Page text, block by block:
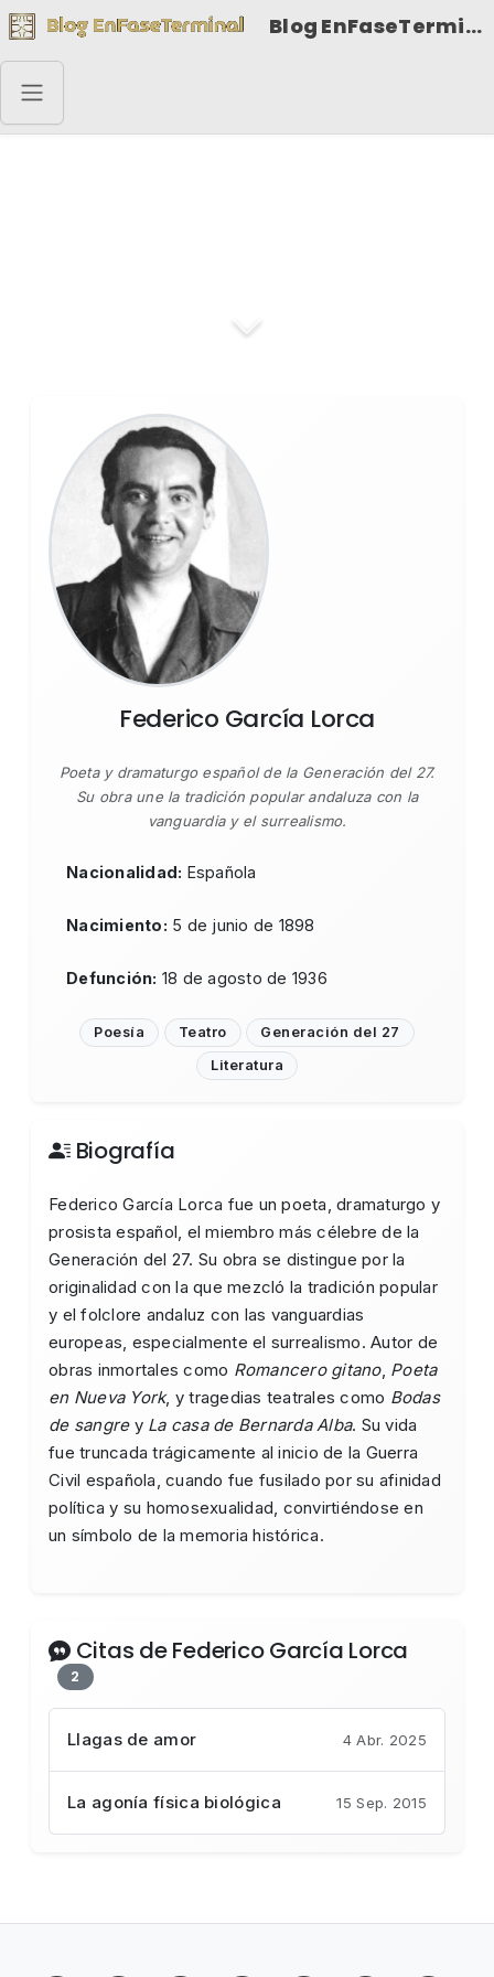
Blog EnFaseTerminal
Federico García Lorca
Poeta y dramaturgo español de la Generación del 27.
Su obra une la tradición popular andaluza con la
vanguardia y el surrealismo.
Nacionalidad: Española
Nacimiento: 5 de junio de 1898
Defunción: 18 de agosto de 1936
Poesía Teatro
Generación del 27
Literatura
Biografía
Federico García Lorca fue un poeta, dramaturgo y
prosista español, el miembro más célebre de la
Generación del 27. Su obra se distingue por la
originalidad con la que mezcló la tradición popular
y el folclore andaluz con las vanguardias
europeas, especialmente el surrealismo. Autor de
obras inmortales como Romancero gitano, Poeta
en Nueva York, y tragedias teatrales como Bodas
de sangrey La casa de Bernarda Alba. Su vida
fue truncada trágicamente al inicio de la Guerra
Civil española, cuando fue fusilado por su afinidad
política y su homosexualidad, convirtiéndose en
un símbolo de la memoria histórica.
Citas de Federico García Lorca
2
Llagas de amor 4 Abr. 2025
La agonía física biológica 15 Sep. 2015